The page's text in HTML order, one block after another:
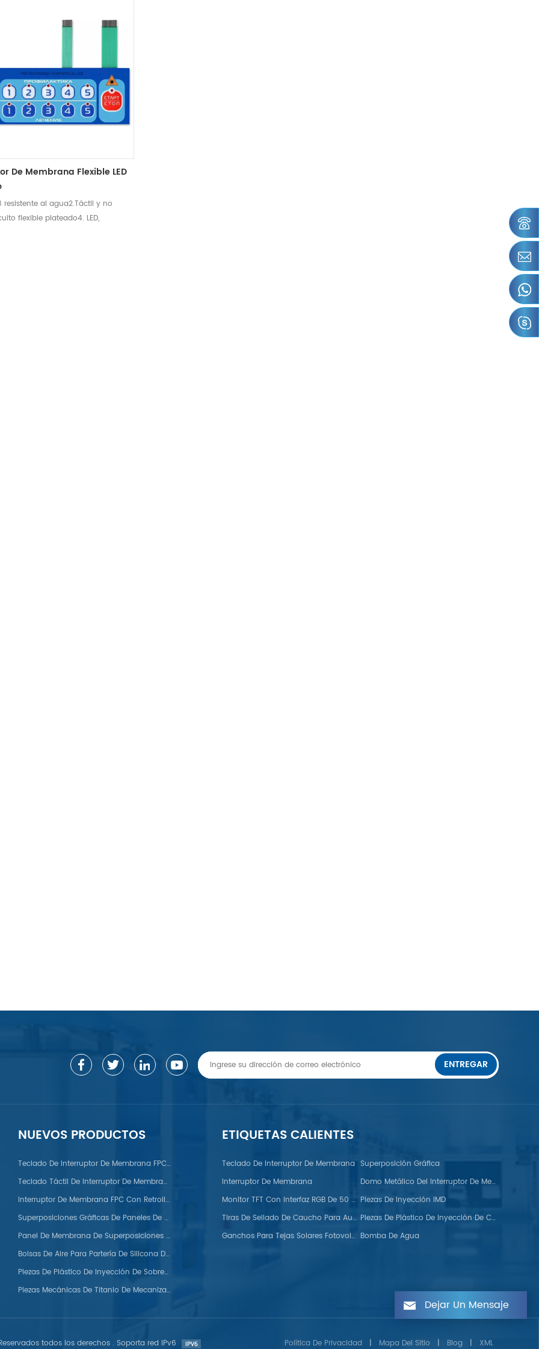
De Membrana Flexible LED
resistente al agua2.Táctil y no
flexible plateado4. LED,
Nylon/POM/PVC/PMMA/PEEK
ENTREGAR
NUEVOS PRODUCTOS
Teclado De Interruptor De Membrana FPC Con Domo Metálico
Teclado Táctil De Interruptor De Membrana FPC
Interruptor De Membrana FPC Con Retroiluminación LED
Superposiciones Gráficas De Paneles De Membrana Para Automóviles
Panel De Membrana De Superposiciones Gráficas De Silicona
Bolsas De Aire Para Partería De Silicona De Grado Médico
Piezas De Plástico De Inyección De Sobremoldeo
Piezas Mecánicas De Titanio De Mecanizado CNC Personalizadas
ETIQUETAS CALIENTES
Teclado De Interruptor De Membrana Superposición Gráfica
Interruptor De Membrana
Domo Metálico Del Interruptor De Membrana FPC
Monitor TFT Con Interfaz RGB De 50 Pines Piezas De Inyección IMD
Tiras De Sellado De Caucho Para Automoción
Piezas De Plástico De Inyección De Colores Dobles
Ganchos Para Tejas Solares Fotovoltaicas Bomba De Agua
todos los derechos . Soporta red IPv6 Política De Privacidad | Mapa Del Sitio | Blog | XML
Dejar Un Mensaje